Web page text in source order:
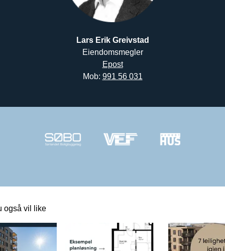
Eiendomsmegler
Epost
Mob: 991 56 031
også vil like
til et innlegg. Dette er en lenke til et innlegg.Dette er en